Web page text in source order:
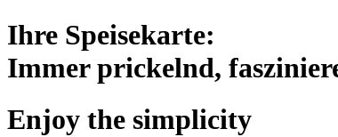
Ihre Speisekarte:
Immer prickelnd,
Enjoy the simplicity